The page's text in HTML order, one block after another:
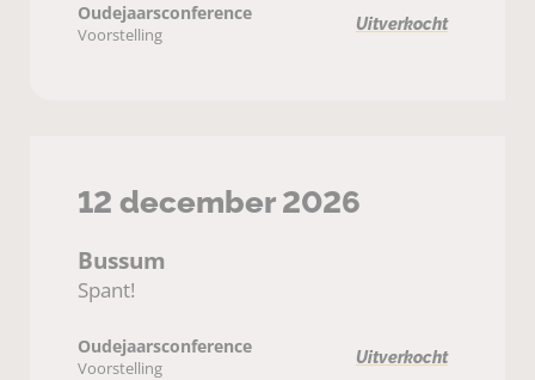
Oudejaarsconference
Voorstelling
Uitverkocht
12 december 2026
Bussum
Spant!
Oudejaarsconference
Voorstelling
Uitverkocht